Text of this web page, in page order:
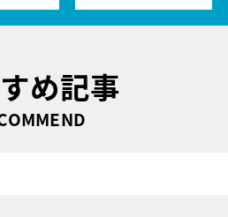
め記事